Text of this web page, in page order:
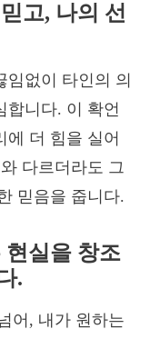
고, 나의 선
없이 타인의 의
합니다. 이 확언
에 더 힘을 실어
다르더라도 그
믿음을 줍니다.
현실을 창조
.
어, 내가 원하는